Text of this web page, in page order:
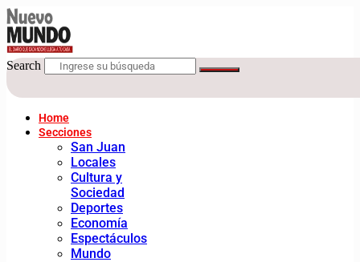
Search
Home
Secciones
San Juan
Locales
Cultura y
Sociedad
Deportes
Economía
Espectáculos
Mundo